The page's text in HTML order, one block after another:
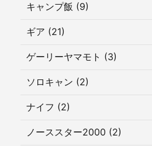
キャンプ飯 (9)
ギア (21)
ゲーリーヤマモト (3)
ソロキャン (2)
ナイフ (2)
ノーススター2000 (2)